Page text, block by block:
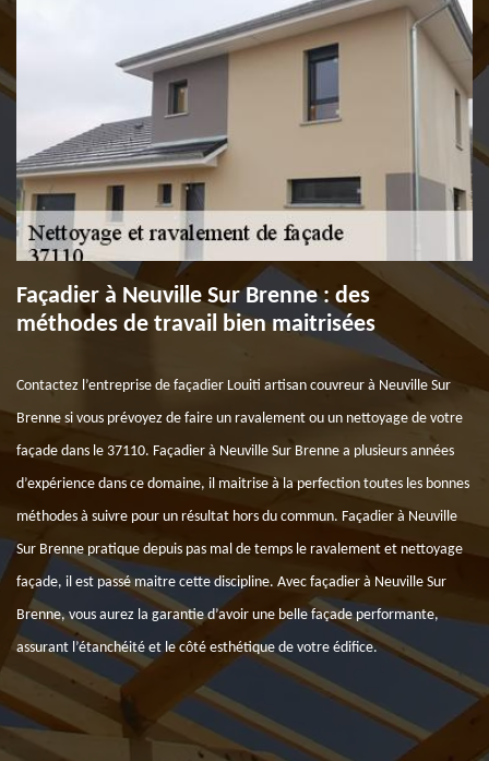
Façadier à Neuville Sur Brenne : des
méthodes de travail bien maitrisées
Contactez l’entreprise de façadier Louiti artisan couvreur à Neuville Sur
Brenne si vous prévoyez de faire un ravalement ou un nettoyage de votre
façade dans le 37110. Façadier à Neuville Sur Brenne a plusieurs années
d’expérience dans ce domaine, il maitrise à la perfection toutes les bonnes
méthodes à suivre pour un résultat hors du commun. Façadier à Neuville
Sur Brenne pratique depuis pas mal de temps le ravalement et nettoyage
façade, il est passé maitre cette discipline. Avec façadier à Neuville Sur
Brenne, vous aurez la garantie d’avoir une belle façade performante,
assurant l’étanchéité et le côté esthétique de votre édifice.